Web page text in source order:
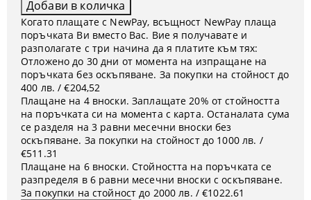
Когато плащате с NewPay, всъщност NewPay плаща
поръчката Ви вместо Вас. Вие я получавате и
разполагате с три начина да я платите към тях:
Отложено до 30 дни от момента на изпращане на
поръчката без оскъпяване. За покупки на стойност до
400 лв. / €204,52
Плащане на 4 вноски. Заплащате 20% от стойността
на поръчката си на момента с карта. Останалата сума
се разделя на 3 равни месечни вноски без
оскъпяване. За покупки на стойност до 1000 лв. /
€511.31
Плащане на 6 вноски. Стойността на поръчката се
разпределя в 6 равни месечни вноски с оскъпяване.
За покупки на стойност до 2000 лв. / €1022.61